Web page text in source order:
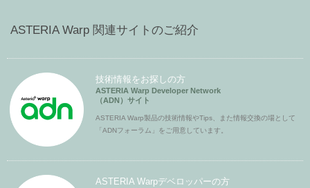
ASTERIA Warp 関連サイトのご紹介
技術情報をお探しの方
ASTERIA Warp Developer Network
（ADN）サイト
ASTERIA Warp製品の技術情報やTips、また情報交換の場として
「ADNフォーラム」をご用意しています。
ASTERIA Warpデベロッパーの方